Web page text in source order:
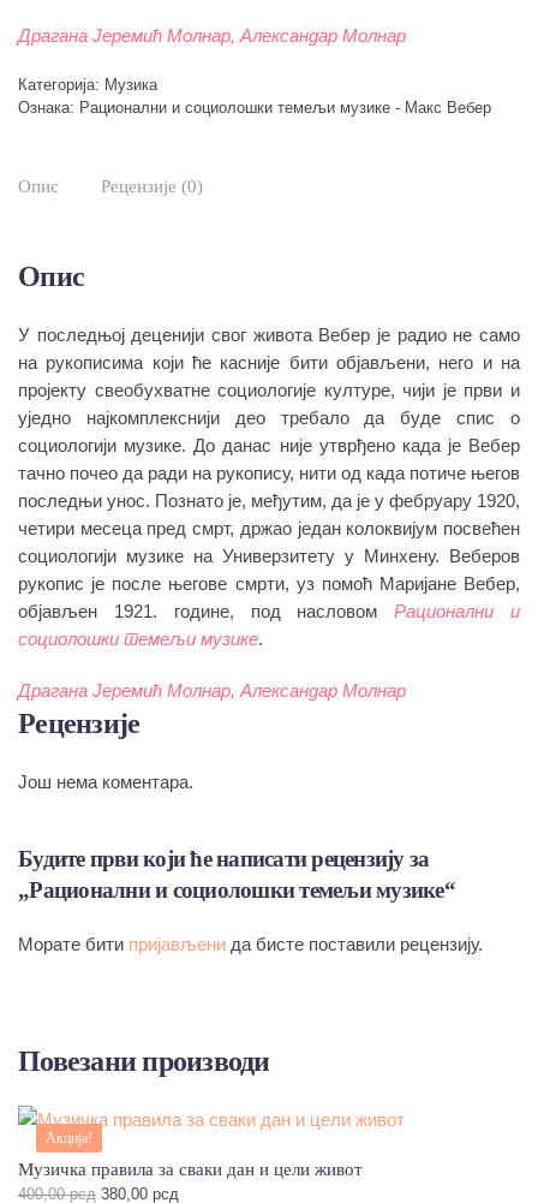
Драгана Јеремић ­Молнар, Александар Молнар
Категорија: Музика
Ознака: Рационални и социолошки темељи музике - Макс Вебер
Опис Рецензије (0)
Опис
У последњој деценији свог живота Вебер је радио не само
на рукописима који ће касније бити објављени, него и на
пројекту свеобухватне социологије културе, чији је први и
уједно најкомплекснији део требало да буде спис о
социологији музике. До данас није утврђено када је Вебер
тачно почео да ради на рукопису, нити од када потиче његов
последњи унос. Познато је, међутим, да је у фебруару 1920,
четири месеца пред смрт, држао један колоквијум посвећен
социологији музике на Универзитету у Минхену. Веберов
рукопис је после његове смрти, уз помоћ Маријане Вебер,
oбјављен 1921. године, под насловомРационални и
социолошки темељи музике.
Драгана Јеремић ­Молнар, Александар Молнар
Рецензије
Још нема коментара.
Будите први који ће написати рецензију за
„Рационални и социолошки темељи музике“
Морате бити пријављени да бисте поставили рецензију.
Повезани производи
Акција!
Музичка правила за сваки дан и цели живот
400,00рсд Оригинална
380,00 рсд